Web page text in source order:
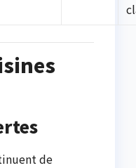
de